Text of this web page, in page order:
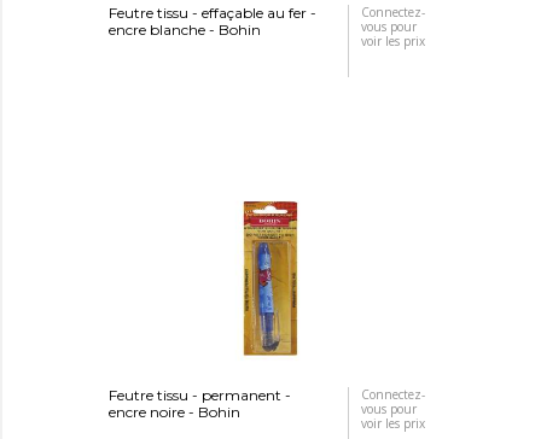
Feutre tissu - effaçable au fer -
encre blanche - Bohin
Connectez-
vous pour
voir les prix
Feutre tissu - permanent -
encre noire - Bohin
Connectez-
vous pour
voir les prix